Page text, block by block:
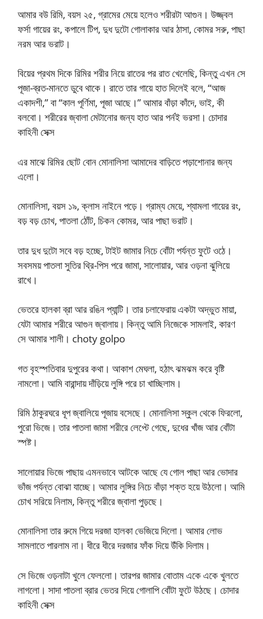
আমার বউ রিমি, বয়স ২৫, গ্রামের মেয়ে হলেও শরীরটা আগুন। উজ্জ্বল
ফর্সা গায়ের রং, কপালে টিপ, দুধ দুটো গোলাকার আর ঠাসা, কোমর সরু, পাছা
নরম আর ভরাট।
বিয়ের প্রথম দিকে রিমির শরীর নিয়ে রাতের পর রাত খেলেছি, কিন্তু এখন সে
পূজা-ব্রত-মানতে ডুবে থাকে। রাতে তার গায়ে হাত দিলেই বলে, “আজ
একাদশী,” বা “কাল পূর্ণিমা, পূজা আছে।” আমার বাঁড়া কাঁদে, ভাই, কী
বলবো। শরীরের জ্বালা মেটানোর জন্য হাত আর পর্নই ভরসা। চোদার
কাহিনী সেক্স
এর মাঝে রিমির ছোট বোন মোনালিসা আমাদের বাড়িতে পড়াশোনার জন্য
এলো।
মোনালিসা, বয়স ১৯, ক্লাস নাইনে পড়ে। গ্রাম্য মেয়ে, শ্যামলা গায়ের রং,
বড় বড় চোখ, পাতলা ঠোঁট, চিকন কোমর, আর পাছা ভরাট।
তার দুধ দুটো সবে বড় হচ্ছে, টাইট জামার নিচে বোঁটা পর্যন্ত ফুটে ওঠে।
সবসময় পাতলা সুতির থ্রি-পিস পরে জামা, সালোয়ার, আর ওড়না ঝুলিয়ে
রাখে।
ভেতরে হালকা ব্রা আর রঙিন প্যান্টি। তার চলাফেরায় একটা অদ্ভুত মায়া,
যেটা আমার শরীরে আগুন জ্বালায়। কিন্তু আমি নিজেকে সামলাই, কারণ
সে আমার শালী। choty golpo
গত বৃহস্পতিবার দুপুরের কথা। আকাশ মেঘলা, হঠাৎ ঝমঝম করে বৃষ্টি
নামলো। আমি বারান্দায় দাঁড়িয়ে লুঙ্গি পরে চা খাচ্ছিলাম।
রিমি ঠাকুরঘরে ধূপ জ্বালিয়ে পূজায় বসেছে। মোনালিসা স্কুল থেকে ফিরলো,
পুরো ভিজে। তার পাতলা জামা শরীরে লেপ্টে গেছে, দুধের খাঁজ আর বোঁটা
স্পষ্ট।
সালোয়ার ভিজে পাছায় এমনভাবে আটকে আছে যে গোল পাছা আর ভোদার
ভাঁজ পর্যন্ত বোঝা যাচ্ছে। আমার লুঙ্গির নিচে বাঁড়া শক্ত হয়ে উঠলো। আমি
চোখ সরিয়ে নিলাম, কিন্তু শরীরে জ্বালা পুড়ছে।
মোনালিসা তার রুমে গিয়ে দরজা হালকা ভেজিয়ে দিলো। আমার লোভ
সামলাতে পারলাম না। ধীরে ধীরে দরজার ফাঁক দিয়ে উঁকি দিলাম।
সে ভিজে ওড়নাটা খুলে ফেললো। তারপর জামার বোতাম একে একে খুলতে
লাগলো। সাদা পাতলা ব্রার ভেতর দিয়ে গোলাপি বোঁটা ফুটে উঠছে। চোদার
কাহিনী সেক্স